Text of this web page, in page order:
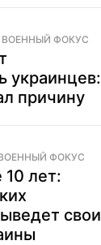
ВОЕННЫЙ ФОКУС
украинцев:
причину
ФОКУС
лет:
свои